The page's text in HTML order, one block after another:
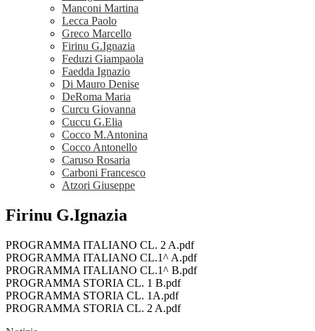
Manconi Martina
Lecca Paolo
Greco Marcello
Firinu G.Ignazia
Feduzi Giampaola
Faedda Ignazio
Di Mauro Denise
DeRoma Maria
Curcu Giovanna
Cuccu G.Elia
Cocco M.Antonina
Cocco Antonello
Caruso Rosaria
Carboni Francesco
Atzori Giuseppe
Firinu G.Ignazia
PROGRAMMA ITALIANO CL. 2 A.pdf
PROGRAMMA ITALIANO CL.1^ A.pdf
PROGRAMMA ITALIANO CL.1^ B.pdf
PROGRAMMA STORIA CL. 1 B.pdf
PROGRAMMA STORIA CL. 1A.pdf
PROGRAMMA STORIA CL. 2 A.pdf